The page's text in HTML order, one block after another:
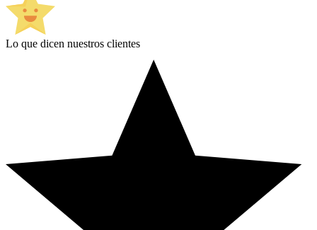
Lo que dicen nuestros clientes